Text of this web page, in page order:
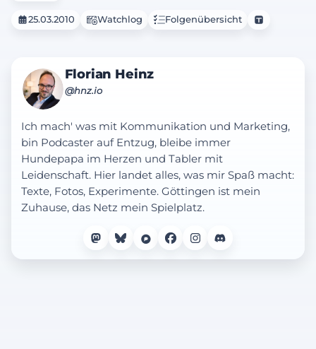
25.03.2010 Watchlog Folgenübersicht
Florian Heinz
@hnz.io
Ich mach' was mit Kommunikation und Marketing,
bin Podcaster auf Entzug, bleibe immer
Hundepapa im Herzen und Tabler mit
Leidenschaft. Hier landet alles, was mir Spaß macht:
Texte, Fotos, Experimente. Göttingen ist mein
Zuhause, das Netz mein Spielplatz.